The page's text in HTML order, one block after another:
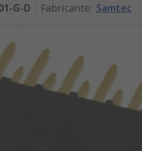
G-D Fabricante: Samtec